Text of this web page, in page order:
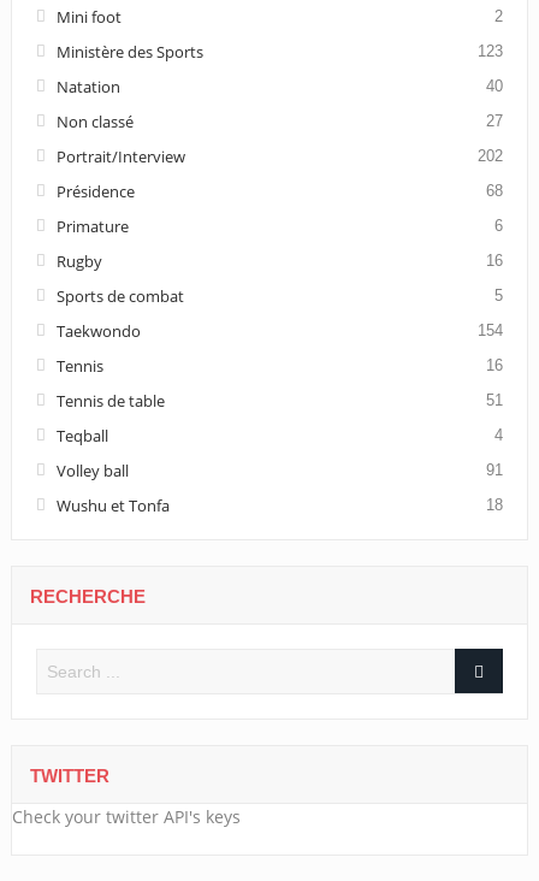
Mini foot 2
Ministère des Sports 123
Natation 40
Non classé 27
Portrait/Interview 202
Présidence 68
Primature 6
Rugby 16
Sports de combat 5
Taekwondo 154
Tennis 16
Tennis de table 51
Teqball 4
Volley ball 91
Wushu et Tonfa 18
RECHERCHE
TWITTER
Check your twitter API's keys